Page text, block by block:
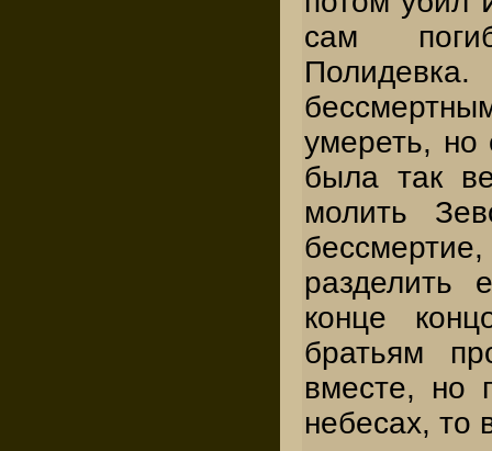
сам
умереть, но
была так
молить
разделить
конце
братьям
вместе, но
небесах, то